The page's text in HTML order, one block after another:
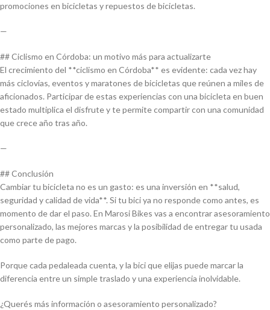
promociones en bicicletas y repuestos de bicicletas.
—
## Ciclismo en Córdoba: un motivo más para actualizarte
El crecimiento del **ciclismo en Córdoba** es evidente: cada vez hay
más ciclovías, eventos y maratones de bicicletas que reúnen a miles de
aficionados. Participar de estas experiencias con una bicicleta en buen
estado multiplica el disfrute y te permite compartir con una comunidad
que crece año tras año.
—
## Conclusión
Cambiar tu bicicleta no es un gasto: es una inversión en **salud,
seguridad y calidad de vida**. Si tu bici ya no responde como antes, es
momento de dar el paso. En Marosi Bikes vas a encontrar asesoramiento
personalizado, las mejores marcas y la posibilidad de entregar tu usada
como parte de pago.
Porque cada pedaleada cuenta, y la bici que elijas puede marcar la
diferencia entre un simple traslado y una experiencia inolvidable.
¿Querés más información o asesoramiento personalizado?